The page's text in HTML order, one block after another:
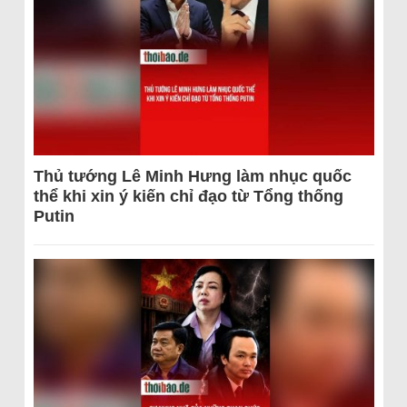
Thủ tướng Lê Minh Hưng làm nhục quốc
thể khi xin ý kiến chỉ đạo từ Tổng thống
Putin